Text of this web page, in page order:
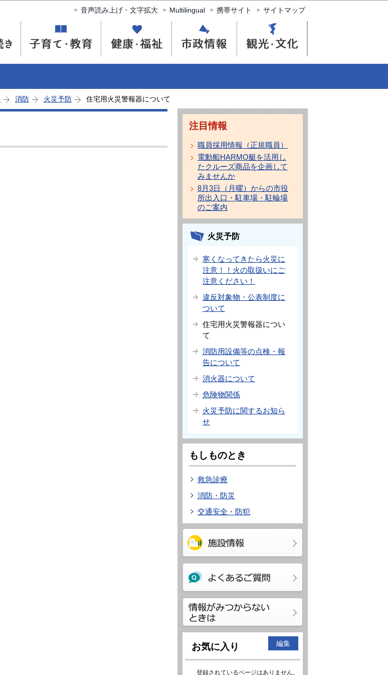
このページの本文へ移動
音声読み上げ・文字拡大 Multilingual 携帯サイト サイトマップ
消防 火災予防 住宅用火災警報器について
注目情報
職員採用情報（正規職員）
電動船HARMO艇を活用し
たクルーズ商品を企画して
みませんか
8月3日（月曜）からの市役
所出入口・駐車場・駐輪場
のご案内
火災予防
寒くなってきたら火災に
注意！！火の取扱いにご
注意ください！
違反対象物・公表制度に
ついて
住宅用火災警報器につい
て
消防用設備等の点検・報
告について
消火器について
危険物関係
火災予防に関するお知ら
せ
もしものとき
救急診療
消防・防災
交通安全・防犯
お気に入り 編集
登録されているページはありません。